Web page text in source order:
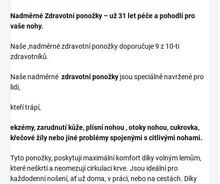
Nadměrné Zdravotní ponožky – už 31 let péče a pohodlí pro
vaše nohy.
Naše ,nadměrné zdravotní ponožky doporučuje 9 z 10-ti
zdravotníků.
Naše nadměrné zdravotní ponožky jsou speciálně navržené pro
lidi,
kteří trápí,
ekzémy, zarudnutí kůže, plísní nohou , otoky nohou, cukrovka,
křečové žíly nebo jiné problémy spojenými s citlivými nohami.
Tyto ponožky, poskytují maximální komfort díky volným lemům,
které neškrtí a neomezují cirkulaci krve. Jsou ideální pro
každodenní nošení, ať už doma, v práci, nebo na cestách. Díky